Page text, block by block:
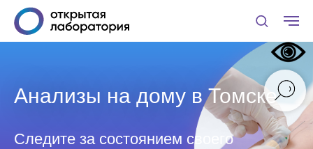
Анализы на дому в Томске
Следите за состоянием своего